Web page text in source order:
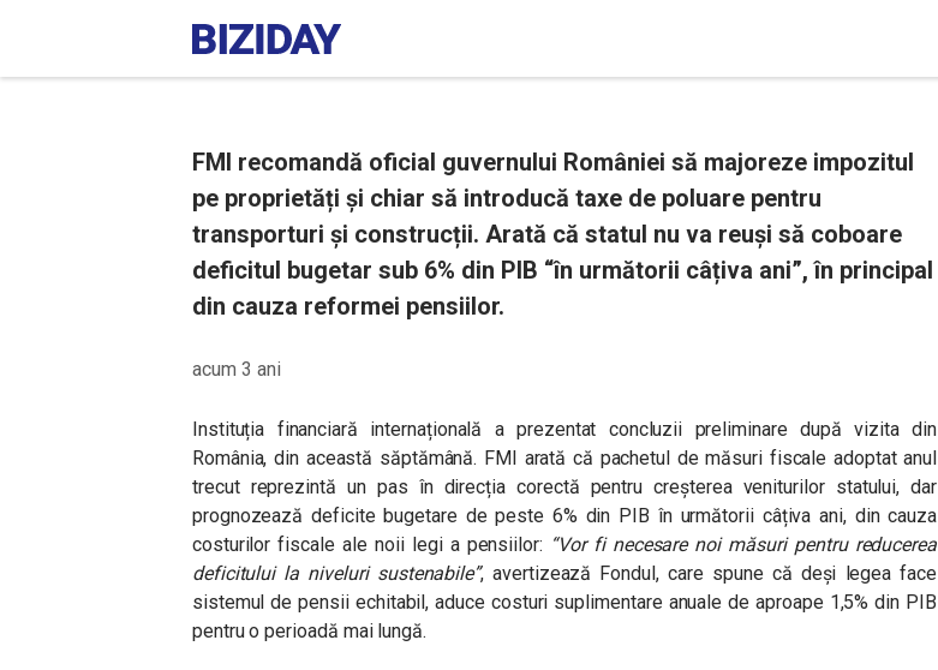
FMI recomandă oficial guvernului României să majoreze impozitul
pe proprietăți și chiar să introducă taxe de poluare pentru
transporturi și construcții. Arată că statul nu va reuși să coboare
deficitul bugetar sub 6% din PIB “în următorii câțiva ani”, în principal
din cauza reformei pensiilor.
acum 3 ani
Instituția financiară internațională a prezentat concluzii preliminare după vizita din
România, din această săptămână. FMI arată că pachetul de măsuri fiscale adoptat anul
trecut reprezintă un pas în direcția corectă pentru creșterea veniturilor statului, dar
prognozează deficite bugetare de peste 6% din PIB în următorii câțiva ani, din cauza
costurilor fiscale ale noii legi a pensiilor: “Vor fi necesare noi măsuri pentru reducerea
deficitului la niveluri sustenabile”, avertizează Fondul, care spune că deși legea face
sistemul de pensii echitabil, aduce costuri suplimentare anuale de aproape 1,5% din PIB
pentru o perioadă mai lungă.